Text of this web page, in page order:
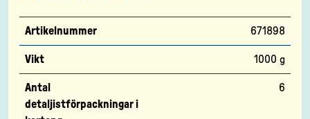
Artikelnummer 671898
Vikt 1000 g
Antal
detaljistförpackningar i
6